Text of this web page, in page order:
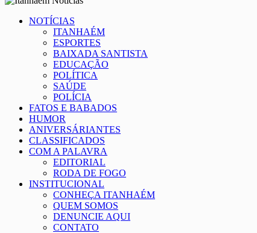
NOTÍCIAS
ITANHAÉM
ESPORTES
BAIXADA SANTISTA
EDUCAÇÃO
POLÍTICA
SAÚDE
POLÍCIA
FATOS E BABADOS
HUMOR
ANIVERSÁRIANTES
CLASSIFICADOS
COM A PALAVRA
EDITORIAL
RODA DE FOGO
INSTITUCIONAL
CONHEÇA ITANHAÉM
QUEM SOMOS
DENUNCIE AQUI
CONTATO